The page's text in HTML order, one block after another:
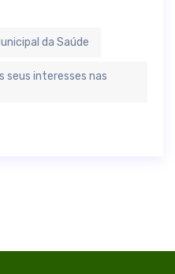
da Saúde
seus interesses nas